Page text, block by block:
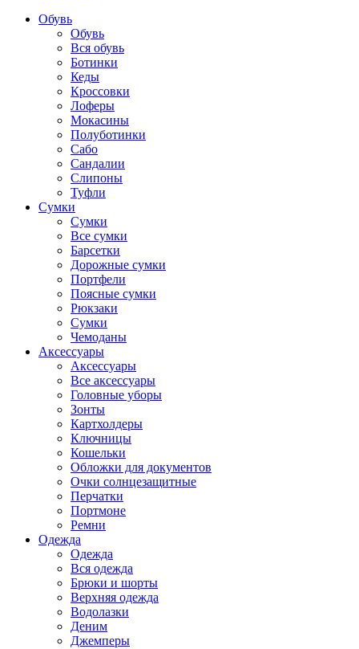
Обувь
Обувь
Вся обувь
Ботинки
Кеды
Кроссовки
Лоферы
Мокасины
Полуботинки
Сабо
Сандалии
Слипоны
Туфли
Сумки
Сумки
Все сумки
Барсетки
Дорожные сумки
Портфели
Поясные сумки
Рюкзаки
Сумки
Чемоданы
Аксессуары
Аксессуары
Все аксессуары
Головные уборы
Зонты
Картхолдеры
Ключницы
Кошельки
Обложки для документов
Очки солнцезащитные
Перчатки
Портмоне
Ремни
Одежда
Одежда
Вся одежда
Брюки и шорты
Верхняя одежда
Водолазки
Деним
Джемперы